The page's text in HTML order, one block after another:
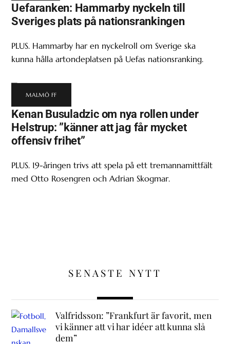
Uefaranken: Hammarby nyckeln till
Sveriges plats på nationsrankingen
PLUS. Hammarby har en nyckelroll om Sverige ska
kunna hålla artondeplatsen på Uefas nationsranking.
MALMÖ FF
Kenan Busuladzic om nya rollen under
Helstrup: ”känner att jag får mycket
offensiv frihet”
PLUS. 19-åringen trivs att spela på ett tremannamittfält
med Otto Rosengren och Adrian Skogmar.
SENASTE NYTT
Valfridsson: ”Frankfurt är favorit, men
vi känner att vi har idéer att kunna slå
dem”